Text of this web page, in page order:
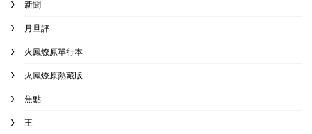
新聞
月旦評
火鳳燎原單行本
火鳳燎原熱藏版
焦點
王